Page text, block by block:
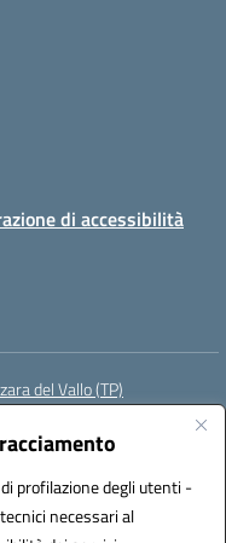
profilazione degli utenti -
necessari al
di accessibilità
del Vallo (TP)
(IPA): icggp